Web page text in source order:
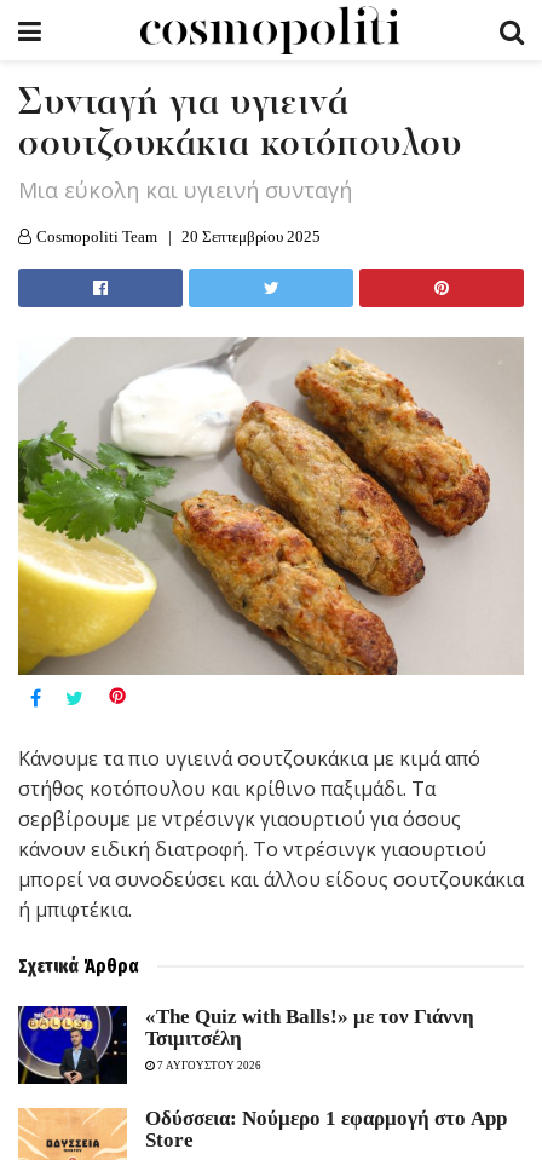
Συνταγή για υγιεινά
σουτζουκάκια κοτόπουλου
Μια εύκολη και υγιεινή συνταγή
Cosmopoliti Team 20 Σεπτεμβρίου 2025
Κάνουμε τα πιο υγιεινά σουτζουκάκια με κιμά από
στήθος κοτόπουλου και κρίθινο παξιμάδι. Τα
σερβίρουμε με ντρέσινγκ γιαουρτιού για όσους
κάνουν ειδική διατροφή. Το ντρέσινγκ γιαουρτιού
μπορεί να συνοδεύσει και άλλου είδους σουτζουκάκια
ή μπιφτέκια.
Σχετικά Άρθρα
«The Quiz with Balls!» με τον Γιάννη
Τσιμιτσέλη
7 ΑΥΓΟΥΣΤΟΥ 2026
Οδύσσεια: Νούμερο 1 εφαρμογή στο App
Store